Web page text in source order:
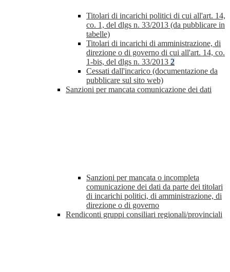
Titolari di incarichi politici di cui all'art. 14,
co. 1, del dlgs n. 33/2013 (da pubblicare in
tabelle)
Titolari di incarichi di amministrazione, di
direzione o di governo di cui all'art. 14, co.
1-bis, del dlgs n. 33/2013 2
Cessati dall'incarico (documentazione da
pubblicare sul sito web)
Sanzioni per mancata comunicazione dei dati
Sanzioni per mancata o incompleta
comunicazione dei dati da parte dei titolari
di incarichi politici, di amministrazione, di
direzione o di governo
Rendiconti gruppi consiliari regionali/provinciali